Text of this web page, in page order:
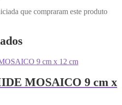
que compraram este produto
MOSAICO 9 cm x